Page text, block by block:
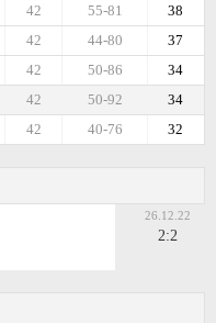
38
55-81
42
37
44-80
42
34
50-86
42
34
50-92
42
32
40-76
42
26.12.22
2:2